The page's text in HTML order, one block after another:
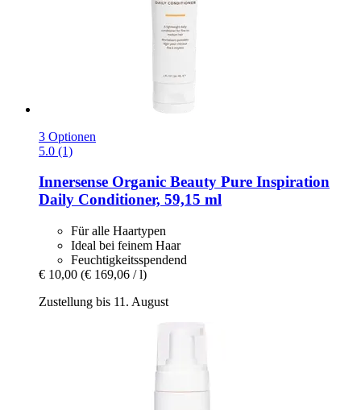
3 Optionen
5.0 (1)
Innersense Organic Beauty Pure Inspiration
Daily Conditioner, 59,15 ml
Für alle Haartypen
Ideal bei feinem Haar
Feuchtigkeitsspendend
€ 10,00 (€ 169,06 / l)
Zustellung bis 11. August